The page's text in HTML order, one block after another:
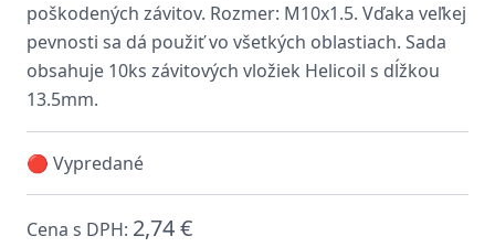
poškodených závitov. Rozmer: M10x1.5. Vďaka veľkej
pevnosti sa dá použiť vo všetkých oblastiach. Sada
obsahuje 10ks závitových vložiek Helicoil s dĺžkou
13.5mm.
🔴 Vypredané
Cena s DPH: 2,74 €